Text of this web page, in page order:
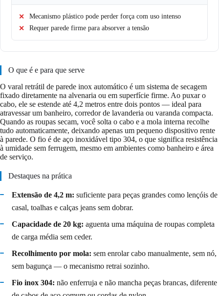
Mecanismo plástico pode perder força com uso intenso
Requer parede firme para absorver a tensão
O que é e para que serve
O varal retrátil de parede inox automático é um sistema de secagem
fixado diretamente na alvenaria ou em superfície firme. Ao puxar o
cabo, ele se estende até 4,2 metros entre dois pontos — ideal para
atravessar um banheiro, corredor de lavanderia ou varanda compacta.
Quando as roupas secam, você solta o cabo e a mola interna recolhe
tudo automaticamente, deixando apenas um pequeno dispositivo rente
à parede. O fio é de aço inoxidável tipo 304, o que significa resistência
à umidade sem ferrugem, mesmo em ambientes como banheiro e área
de serviço.
Destaques na prática
Extensão de 4,2 m: suficiente para peças grandes como lençóis de
casal, toalhas e calças jeans sem dobrar.
Capacidade de 20 kg: aguenta uma máquina de roupas completa
de carga média sem ceder.
Recolhimento por mola: sem enrolar cabo manualmente, sem nó,
sem bagunça — o mecanismo retrai sozinho.
Fio inox 304: não enferruja e não mancha peças brancas, diferente